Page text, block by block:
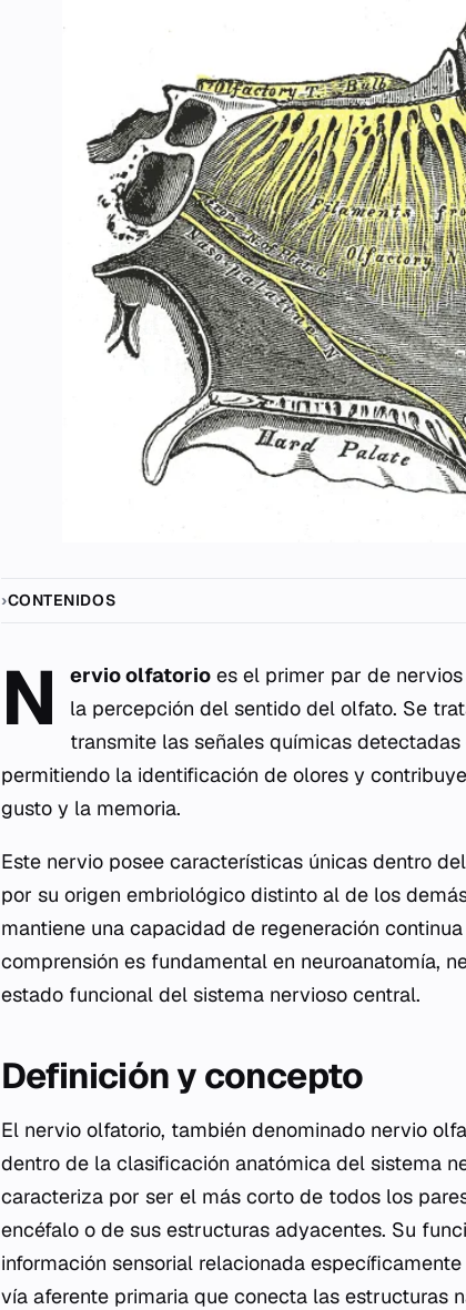
CONTENIDOS
N ervio olfatorio es el primer par de
la percepción del sentido del olfato. Se
transmite las señales químicas
permitiendo la identificación de olores y
gusto y la memoria.
Este nervio posee características únicas dentro
por su origen embriológico distinto al de los
mantiene una capacidad de regeneración
comprensión es fundamental en neuroanatomía,
estado funcional del sistema nervioso central.
Definición y concepto
El nervio olfatorio, también denominado nervio
dentro de la clasificación anatómica del sistema
caracteriza por ser el más corto de todos los
encéfalo o de sus estructuras adyacentes. Su
información sensorial relacionada
vía aferente primaria que conecta las estructuras